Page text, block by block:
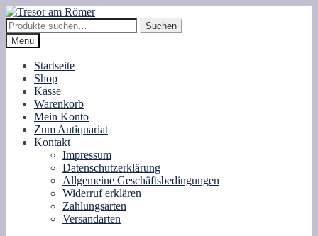
Zur
Navigation
springen
Zum
Inhalt
springen
Suche
nach:
Suchen
Menü
Startseite
Shop
Kasse
Warenkorb
Mein Konto
Zum Antiquariat
Kontakt
Impressum
Datenschutzerklärung
Allgemeine Geschäftsbedingungen
Widerruf erklären
Zahlungsarten
Versandarten